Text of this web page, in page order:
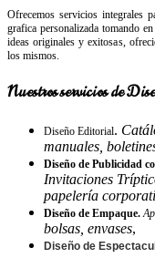
Ofrecemos servicios integrales
grafica personalizada tomando
ideas originales y exitosas,
los mismos.
Nuestros servicios de
Diseño Editorial.
manuales,
Diseño de Publicidad
Invitaciones
papelería
Diseño de Empaque.
bolsas, envases,
Diseño de